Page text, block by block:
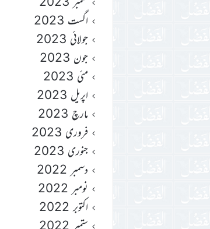
اگست 2023
جولائی 2023
جون 2023
مئی 2023
اپریل 2023
مارچ 2023
فروری 2023
جنوری 2023
دسمبر 2022
نومبر 2022
اکتوبر 2022
ستمبر 2022